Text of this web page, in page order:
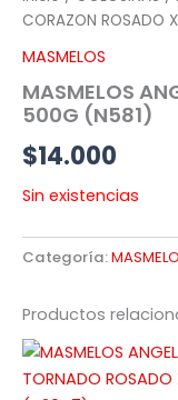
CORAZON ROSADO
MASMELOS
MASMELOS
500G (N581)
$14.000
Sin existencias
Categoría:
Productos